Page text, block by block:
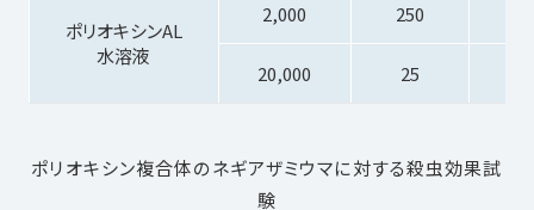
ポリオキシンAL
水溶液
2,000 250
20,000 25
ポリオキシン複合体のネギアザミウマに対する殺虫効果試
験